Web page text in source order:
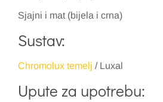
Sjajni i mat (bijela i crna)
Sustav:
Chromolux temelj / Luxal
Upute za upotrebu: